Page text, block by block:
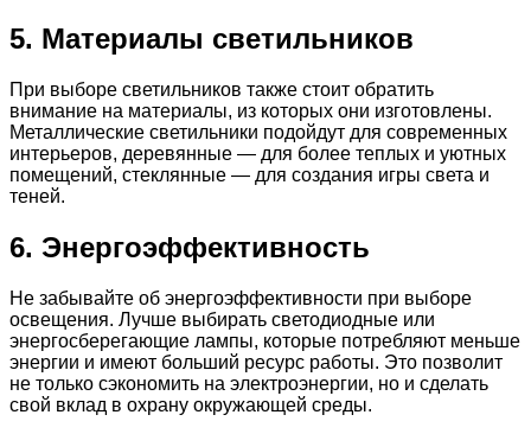
5. Материалы светильников
При выборе светильников также стоит обратить
внимание на материалы, из которых они изготовлены.
Металлические светильники подойдут для современных
интерьеров, деревянные — для более теплых и уютных
помещений, стеклянные — для создания игры света и
теней.
6. Энергоэффективность
Не забывайте об энергоэффективности при выборе
освещения. Лучше выбирать светодиодные или
энергосберегающие лампы, которые потребляют меньше
энергии и имеют больший ресурс работы. Это позволит
не только сэкономить на электроэнергии, но и сделать
свой вклад в охрану окружающей среды.